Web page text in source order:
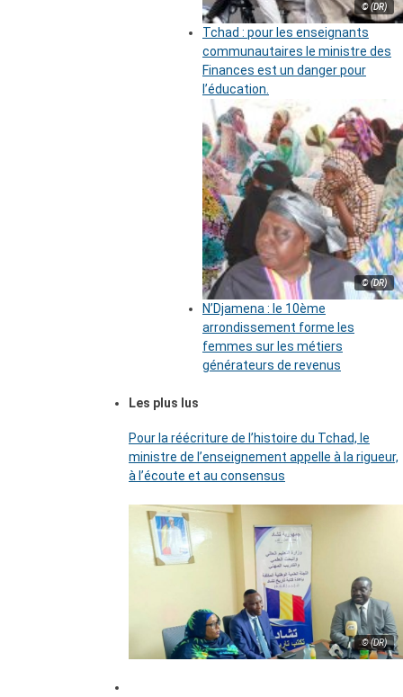
© (DR)
Tchad : pour les enseignants
communautaires le ministre des
Finances est un danger pour
l’éducation.
© (DR)
N’Djamena : le 10ème
arrondissement forme les
femmes sur les métiers
générateurs de revenus
Les plus lus
Pour la réécriture de l’histoire du Tchad, le
ministre de l’enseignement appelle à la rigueur,
à l’écoute et au consensus
© (DR)